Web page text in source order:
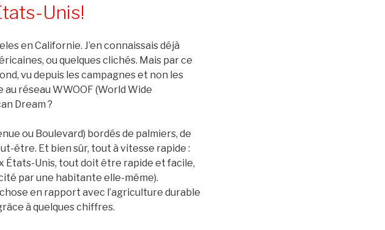
Unis!
en Californie. J’en connaissais déjà
ou quelques clichés. Mais par ce
vu depuis les campagnes et non les
réseau WWOOF (World Wide
Dream ?
ou Boulevard) bordés de palmiers, de
être. Et bien sûr, tout à vitesse rapide :
États-Unis, tout doit être rapide et facile,
par une habitante elle-même).
en rapport avec l’agriculture durable
à quelques chiffres.